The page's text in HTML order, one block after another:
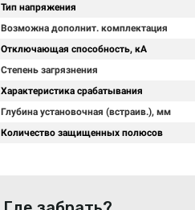
Тип напряжения
Возможна дополнит. комплектация
Отключающая способность, кА
Степень загрязнения
Характеристика срабатывания
Глубина установочная (встраив.), мм
Количество защищенных полюсов